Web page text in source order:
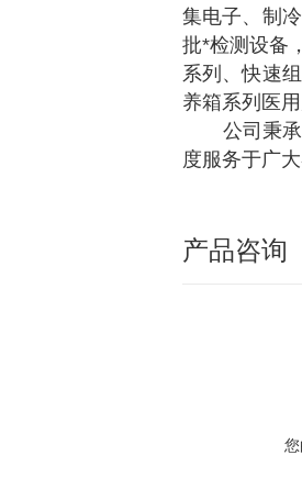
集电子、制
批*检测设备
系列、快速
养箱系列医
公司秉承"
度服务于广
产品咨询